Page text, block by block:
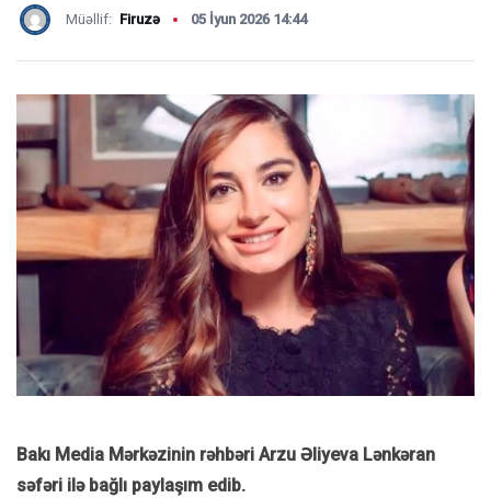
Müəllif: Firuzə 05 İyun 2026 14:44
Bakı Media Mərkəzinin rəhbəri Arzu Əliyeva Lənkəran
səfəri ilə bağlı paylaşım edib.